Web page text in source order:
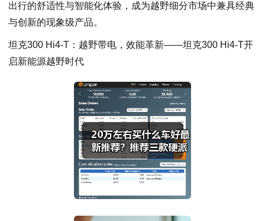
出行的舒适性与智能化体验，成为越野细分市场中兼具经典
与创新的现象级产品。
坦克300 Hi4-T：越野带电，效能革新——坦克300 Hi4-T开
启新能源越野时代